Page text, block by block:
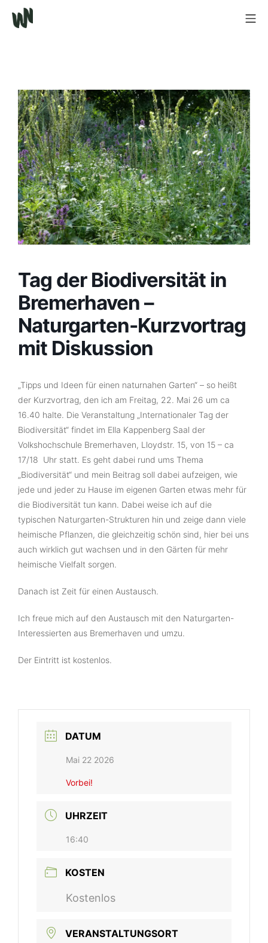
Tag der Biodiversität in
Bremerhaven –
Naturgarten-Kurzvortrag
mit Diskussion
„Tipps und Ideen für einen naturnahen Garten“ – so heißt
der Kurzvortrag, den ich am Freitag, 22. Mai 26 um ca
16.40 halte. Die Veranstaltung „Internationaler Tag der
Biodiversität“ findet im Ella Kappenberg Saal der
Volkshochschule Bremerhaven, Lloydstr. 15, von 15 – ca
17/18 Uhr statt. Es geht dabei rund ums Thema
„Biodiversität“ und mein Beitrag soll dabei aufzeigen, wie
jede und jeder zu Hause im eigenen Garten etwas mehr für
die Biodiversität tun kann. Dabei weise ich auf die
typischen Naturgarten-Strukturen hin und zeige dann viele
heimische Pflanzen, die gleichzeitig schön sind, hier bei uns
auch wirklich gut wachsen und in den Gärten für mehr
heimische Vielfalt sorgen.
Danach ist Zeit für einen Austausch.
Ich freue mich auf den Austausch mit den Naturgarten-
Interessierten aus Bremerhaven und umzu.
Der Eintritt ist kostenlos.
DATUM
Mai 22 2026
Vorbei!
UHRZEIT
16:40
KOSTEN
Kostenlos
VERANSTALTUNGSORT